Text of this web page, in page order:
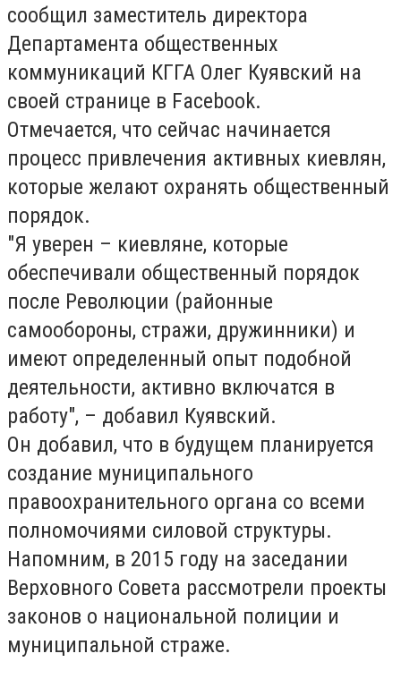
сообщил заместитель директора
Департамента общественных
коммуникаций КГГА Олег Куявский на
своей странице в Facebook.
Отмечается, что сейчас начинается
процесс привлечения активных киевлян,
которые желают охранять общественный
порядок.
"Я уверен – киевляне, которые
обеспечивали общественный порядок
после Революции (районные
самообороны, стражи, дружинники) и
имеют определенный опыт подобной
деятельности, активно включатся в
работу", – добавил Куявский.
Он добавил, что в будущем планируется
создание муниципального
правоохранительного органа со всеми
полномочиями силовой структуры.
Напомним, в 2015 году на заседании
Верховного Совета рассмотрели проекты
законов о национальной полиции и
муниципальной страже.